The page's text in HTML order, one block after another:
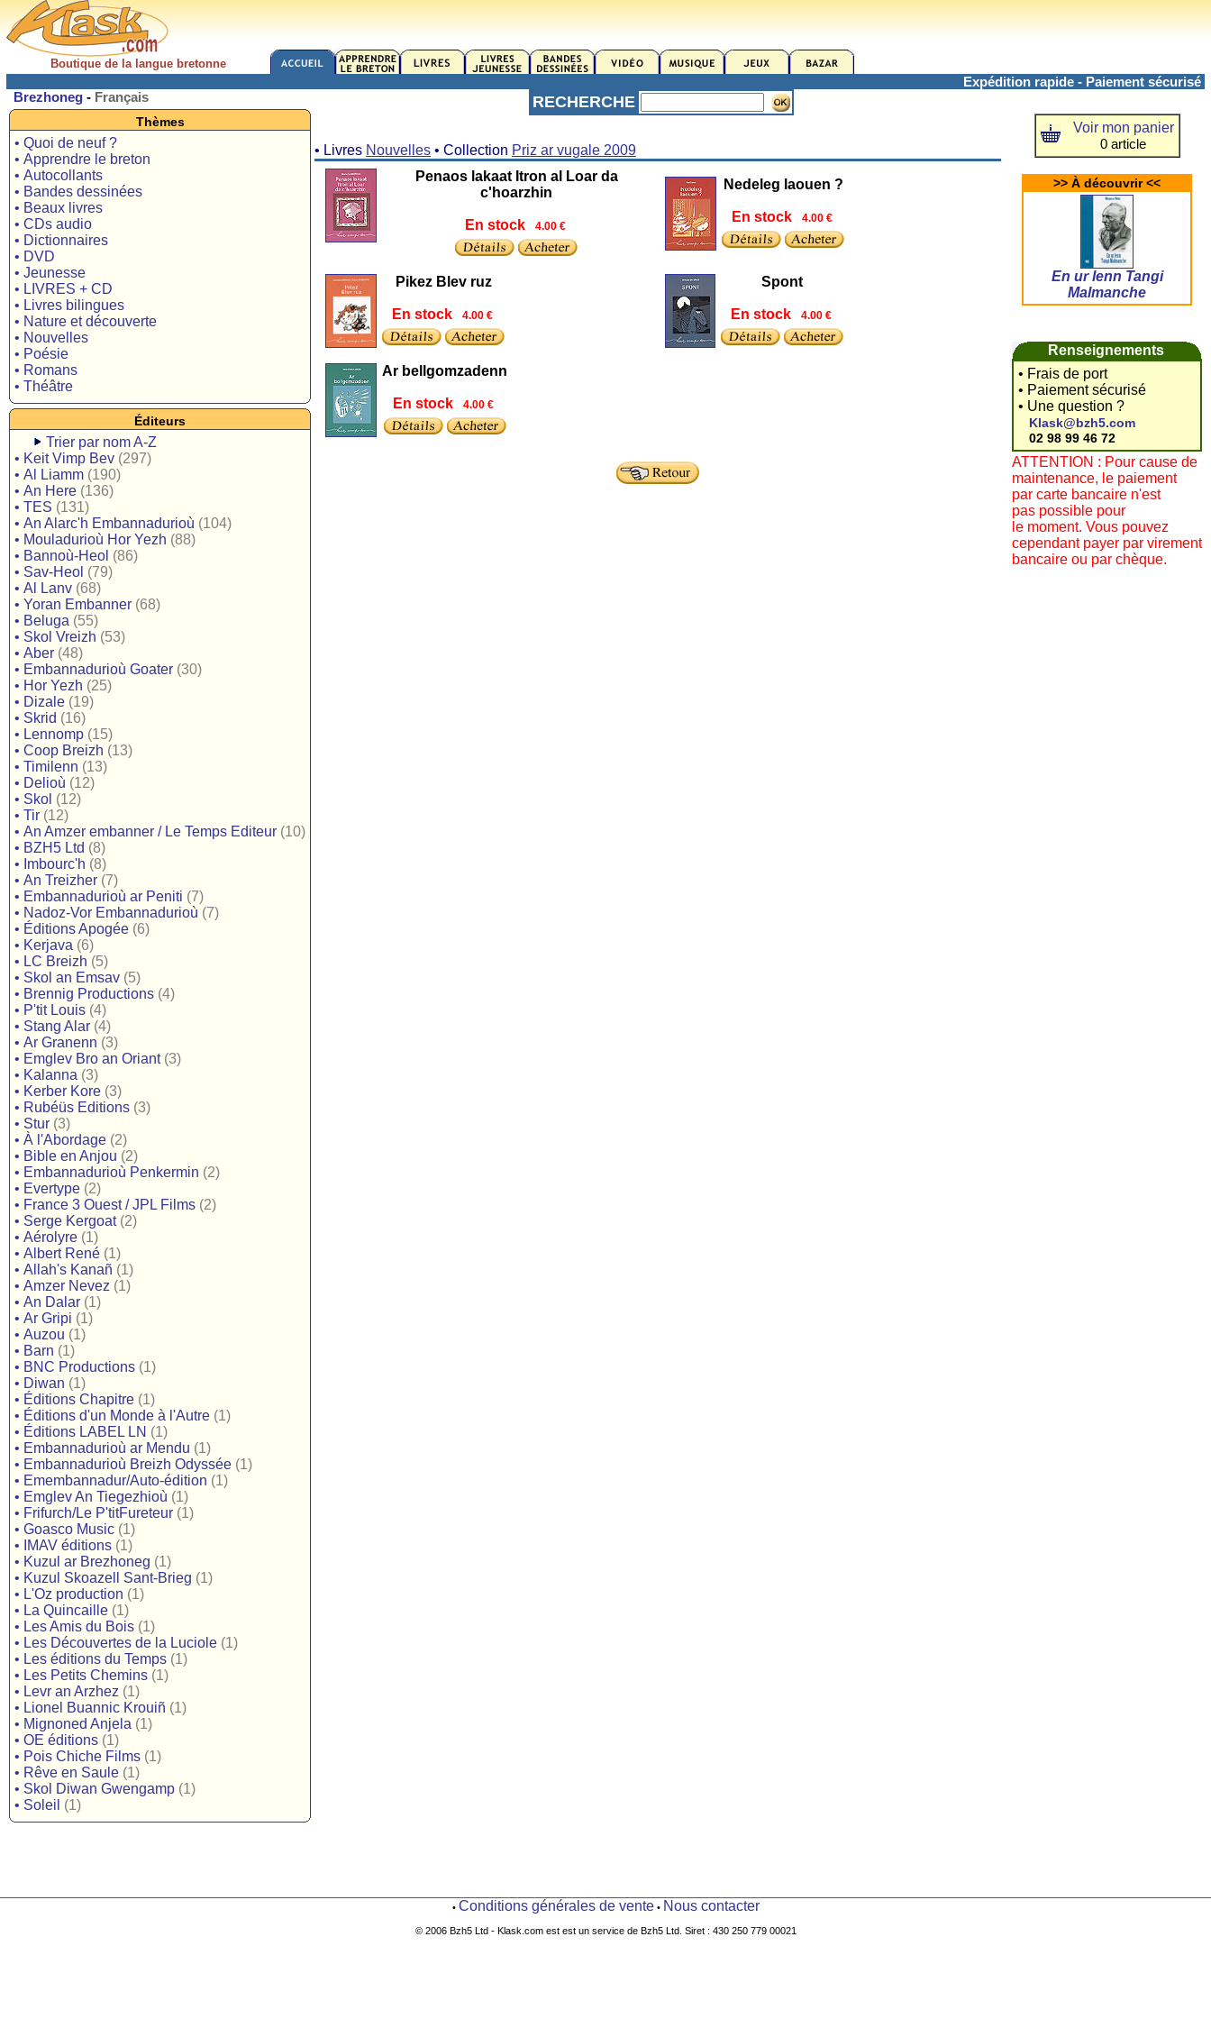
Boutique de la langue bretonne
Expédition rapide - Paiement sécurisé
Brezhoneg - Français
Thèmes
• Quoi de neuf ?
• Apprendre le breton
• Autocollants
• Bandes dessinées
• Beaux livres
• CDs audio
• Dictionnaires
• DVD
• Jeunesse
• LIVRES + CD
• Livres bilingues
• Nature et découverte
• Nouvelles
• Poésie
• Romans
• Théâtre
Éditeurs
Trier par nom A-Z
• Keit Vimp Bev (297)
• Al Liamm (190)
• An Here (136)
• TES (131)
• An Alarc'h Embannadurioù (104)
• Mouladurioù Hor Yezh (88)
• Bannoù-Heol (86)
• Sav-Heol (79)
• Al Lanv (68)
• Yoran Embanner (68)
• Beluga (55)
• Skol Vreizh (53)
• Aber (48)
• Embannadurioù Goater (30)
• Hor Yezh (25)
• Dizale (19)
• Skrid (16)
• Lennomp (15)
• Coop Breizh (13)
• Timilenn (13)
• Delioù (12)
• Skol (12)
• Tir (12)
• An Amzer embanner / Le Temps Editeur (10)
• BZH5 Ltd (8)
• Imbourc'h (8)
• An Treizher (7)
• Embannadurioù ar Peniti (7)
• Nadoz-Vor Embannadurioù (7)
• Éditions Apogée (6)
• Kerjava (6)
• LC Breizh (5)
• Skol an Emsav (5)
• Brennig Productions (4)
• P'tit Louis (4)
• Stang Alar (4)
• Ar Granenn (3)
• Emglev Bro an Oriant (3)
• Kalanna (3)
• Kerber Kore (3)
• Rubéüs Editions (3)
• Stur (3)
• À l'Abordage (2)
• Bible en Anjou (2)
• Embannadurioù Penkermin (2)
• Evertype (2)
• France 3 Ouest / JPL Films (2)
• Serge Kergoat (2)
• Aérolyre (1)
• Albert René (1)
• Allah's Kanañ (1)
• Amzer Nevez (1)
• An Dalar (1)
• Ar Gripi (1)
• Auzou (1)
• Barn (1)
• BNC Productions (1)
• Diwan (1)
• Éditions Chapitre (1)
• Éditions d'un Monde à l'Autre (1)
• Éditions LABEL LN (1)
• Embannadurioù ar Mendu (1)
• Embannadurioù Breizh Odyssée (1)
• Emembannadur/Auto-édition (1)
• Emglev An Tiegezhioù (1)
• Frifurch/Le P'titFureteur (1)
• Goasco Music (1)
•
IMAV éditions (1)
• Kuzul ar Brezhoneg (1)
• Kuzul Skoazell Sant-Brieg (1)
• L'Oz production (1)
• La Quincaille (1)
• Les Amis du Bois (1)
• Les Découvertes de la Luciole (1)
• Les éditions du Temps (1)
• Les Petits Chemins (1)
• Levr an Arzhez (1)
• Lionel Buannic Krouiñ (1)
• Mignoned Anjela (1)
• OE éditions (1)
• Pois Chiche Films (1)
• Rêve en Saule (1)
• Skol Diwan Gwengamp (1)
• Soleil (1)
RECHERCHE
• Livres Nouvelles • Collection Priz ar vugale 2009
Penaos lakaat Itron al Loar da
c'hoarzhin
En stock 4.00 €
Nedeleg laouen ?
En stock 4.00 €
Pikez Blev ruz
En stock 4.00 €
Spont
En stock 4.00 €
Ar bellgomzadenn
En stock 4.00 €
Voir mon panier
0 article
>> À découvrir <<
En ur lenn Tangi
Malmanche
Renseignements
• Frais de port
• Paiement sécurisé
• Une question ?
Klask@bzh5.com
02 98 99 46 72
ATTENTION : Pour cause de
maintenance, le paiement
par carte bancaire n'est
pas possible pour
le moment. Vous pouvez
cependant payer par virement
bancaire ou par chèque.
• Conditions générales de vente• Nous contacter
© 2006 Bzh5 Ltd - Klask.com est est un service de Bzh5 Ltd. Siret : 430 250 779 00021